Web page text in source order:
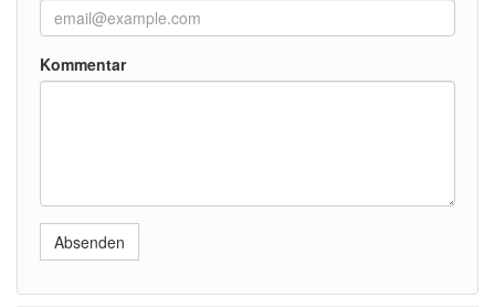
Kommentar
Absenden